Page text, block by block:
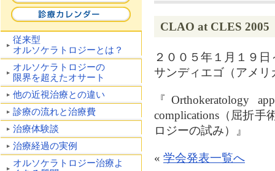
従来型
オルソケラトロジーとは？
オルソケラトロジーの
限界を超えたオサート
他の近視治療との違い
診療の流れと治療費
治療体験談
治療経過の実例
オルソケラトロジー治療よ
CLAO at CLES 2005
２００５年１月１９日
サンディエゴ（アメリ
『Orthokeratology
complications（屈折手
ロジーの試み）』
« 学会発表一覧へ